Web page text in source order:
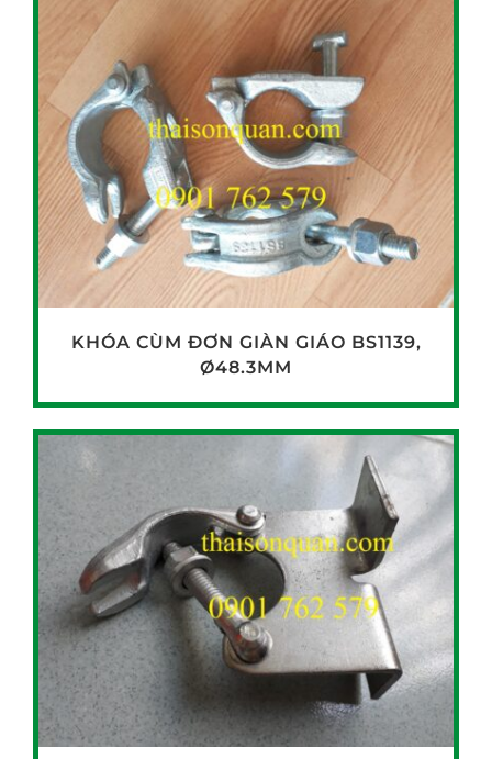
KHÓA CÙM ĐƠN GIÀN GIÁO BS1139,
Ø48.3MM